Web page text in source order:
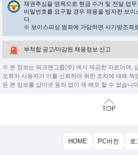
채권추심을 명목으로 현금 수거 및 전달 업
비밀번호를 요구할 경우 채용을 빙자한 보이
다.
※ 보이스피싱 범죄에 가담하면 사기방조죄
부적합 공고/마감된 채용정보 신고
※ 본 정보는 워크맨그룹(주) 에서 제공한 자료이며,
오류와 사용자가 이를 신뢰하여 취한 조치에 대해 책
든 본 정보를 샵마넷 동의 없이 재 배포 할 수 없습니
HOME PC버전 로